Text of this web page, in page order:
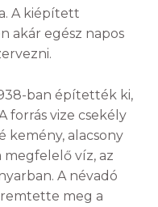
A kiépített
akár egész napos
ban építették ki,
forrás vize csekély
kemény, alacsony
víz, az
A névadó
meg a